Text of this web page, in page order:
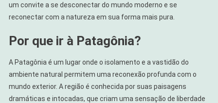
um convite a se desconectar do mundo moderno e se
reconectar com a natureza em sua forma mais pura.
Por que ir à Patagônia?
A Patagônia é um lugar onde o isolamento e a vastidão do
ambiente natural permitem uma reconexão profunda com o
mundo exterior. A região é conhecida por suas paisagens
dramáticas e intocadas, que criam uma sensação de liberdade